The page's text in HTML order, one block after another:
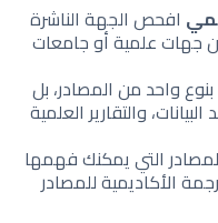
افحص الجهة الناشرة
جهات علمية أو جامعات
واحد من المصادر، بل
والتقارير العلمية
التي يمكنك فهمها
الأكاديمية للمصادر